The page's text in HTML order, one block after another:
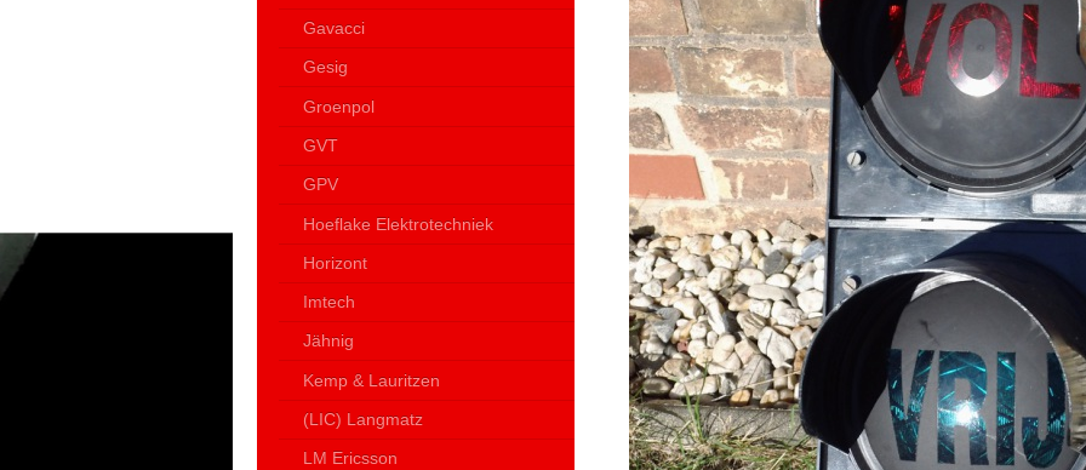
Gavacci
Gesig
Groenpol
GVT
GPV
Hoeflake Elektrotechniek
Horizont
Imtech
Jähnig
Kemp & Lauritzen
(LIC) Langmatz
LM Ericsson